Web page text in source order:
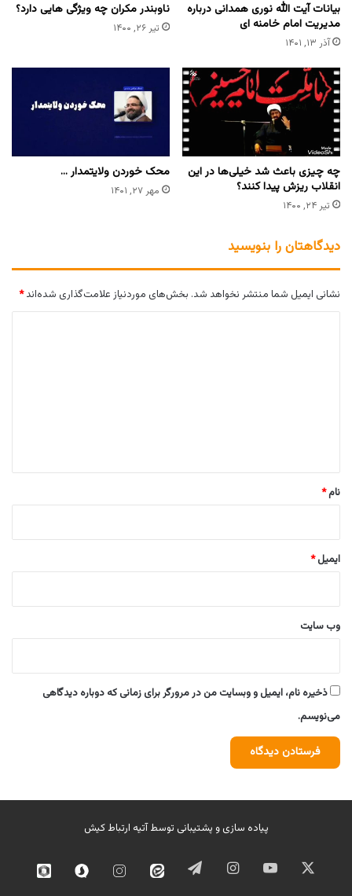
بیانات آیت الله نوری همدانی درباره
مدیریت امام خامنه ای
آذر ۱۳, ۱۴۰۱
ناوبندر مکران چه ویژگی هایی دارد؟
تیر ۲۶, ۱۴۰۰
چه چیزی باعث شد خیلی‌ها در این
انقلاب ریزش پیدا کنند؟
تیر ۲۴, ۱۴۰۰
محک خوردن ولایتمدار …
مهر ۲۷, ۱۴۰۱
دیدگاهتان را بنویسید
نشانی ایمیل شما منتشر نخواهد شد. بخش‌های موردنیاز علامت‌گذاری شده‌اند*
نام*
ایمیل*
وب‌ سایت
ذخیره نام، ایمیل و وبسایت من در مرورگر برای زمانی که دوباره دیدگاهی
می‌نویسم.
پیاده سازی و پشتیبانی توسطآتیه ارتباط کیش
ایکس یوتیوب اینستاگرامتلگرام ایتا اینستاگرامسروش